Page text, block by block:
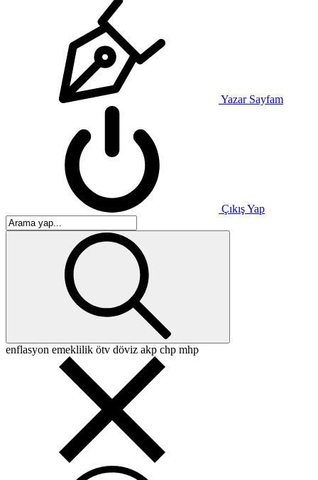
Yazar Sayfam
Çıkış Yap
enflasyon emeklilik ötv döviz akp chp mhp